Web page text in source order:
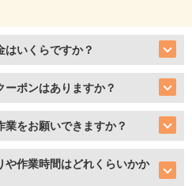
はいくらですか？
ーポンはありますか？
をお願いできますか？
や作業時間はどれくらいかか